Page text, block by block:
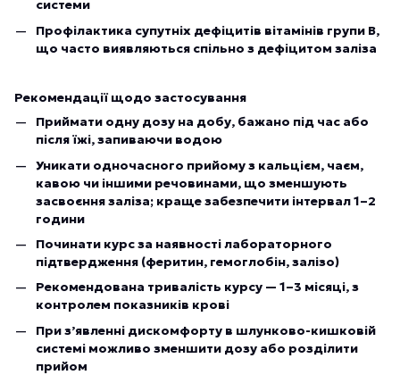
системи
Профілактика супутніх дефіцитів вітамінів групи B,
що часто виявляються спільно з дефіцитом заліза
Рекомендації щодо застосування
Приймати одну дозу на добу, бажано під час або
після їжі, запиваючи водою
Уникати одночасного прийому з кальцієм, чаєм,
кавою чи іншими речовинами, що зменшують
засвоєння заліза; краще забезпечити інтервал 1–2
години
Починати курс за наявності лабораторного
підтвердження (феритин, гемоглобін, залізо)
Рекомендована тривалість курсу — 1–3 місяці, з
контролем показників крові
При з’явленні дискомфорту в шлунково-кишковій
системі можливо зменшити дозу або розділити
прийом